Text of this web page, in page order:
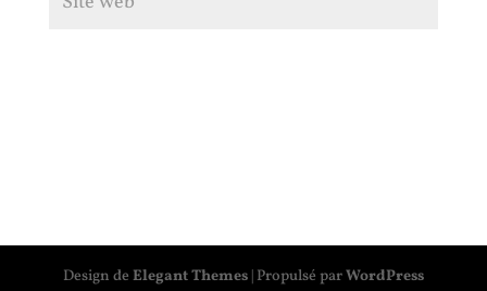
Design de Elegant Themes| Propulsé parWordPress